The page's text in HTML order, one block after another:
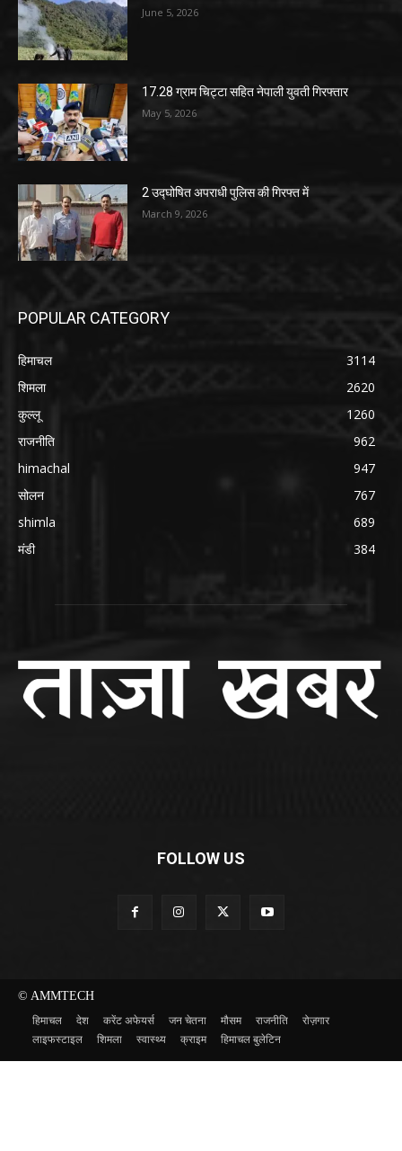
June 5, 2026
17.28 ग्राम चिट्टा सहित नेपाली युवती गिरफ्तार
May 5, 2026
2 उद्घोषित अपराधी पुलिस की गिरफ्त में
March 9, 2026
POPULAR CATEGORY
हिमाचल
3114
शिमला
2620
कुल्लू
1260
राजनीति
962
himachal
947
सोलन
767
shimla
689
मंडी
384
FOLLOW US
© AMMTECH
हिमाचल देश करेंट अफेयर्स जन चेतना मौसम राजनीति
रोज़गार
लाइफस्टाइल
शिमला स्वास्थ्य क्राइम हिमाचल बुलेटिन